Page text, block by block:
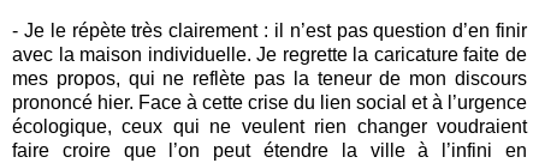
- Je le répète très clairement : il n’est pas question d’en finir
avec la maison individuelle. Je regrette la caricature faite de
mes propos, qui ne reflète pas la teneur de mon discours
prononcé hier. Face à cette crise du lien social et à l’urgence
écologique, ceux qui ne veulent rien changer voudraient
faire croire que l’on peut étendre la ville à l’infini en